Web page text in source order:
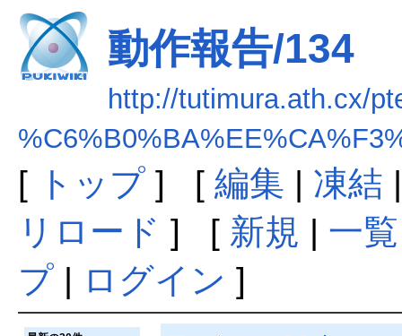
動作報告/134
http://tutimura.ath.cx/
[ トップ] [ 編集 | 凍結
リロード ] [ 新規 | 一覧
プ| ログイン ]